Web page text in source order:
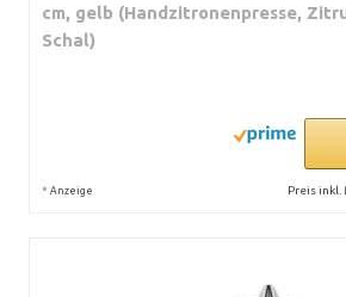
cm, gelb (Handzitronenpresse,
Schal)
* Anzeige Preis inkl.